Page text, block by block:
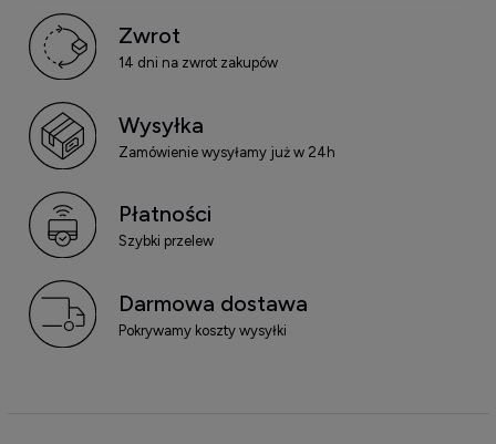
Zwrot
14 dni na zwrot zakupów
Wysyłka
Zamówienie wysyłamy już w 24h
Płatności
Szybki przelew
Darmowa dostawa
Pokrywamy koszty wysyłki